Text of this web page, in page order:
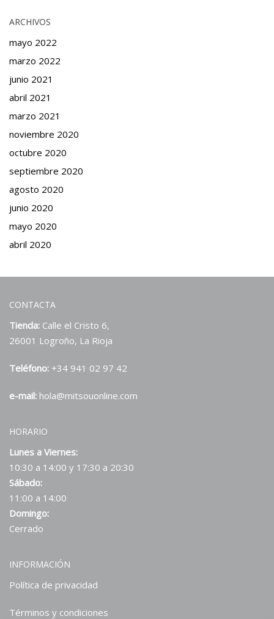
ARCHIVOS
mayo 2022
marzo 2022
junio 2021
abril 2021
marzo 2021
noviembre 2020
octubre 2020
septiembre 2020
agosto 2020
junio 2020
mayo 2020
abril 2020
CONTACTA
Tienda: Calle el Cristo 6,
26001 Logroño, La Rioja
Teléfono: +34 941 02 97 42
e-mail: hola@mitsouonline.com
HORARIO
Lunes a Viernes:
10:30 a 14:00 y 17:30 a 20:30
Sábado:
11:00 a 14:00
Domingo:
Cerrado
INFORMACIÓN
Política de privacidad
Términos y condiciones